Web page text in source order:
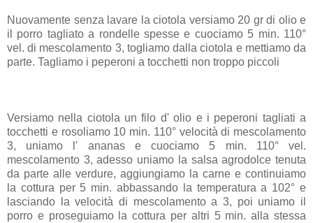
Nuovamente senza lavare la ciotola versiamo 20 gr di olio e
il porro tagliato a rondelle spesse e cuociamo 5 min. 110°
vel. di mescolamento 3, togliamo dalla ciotola e mettiamo da
parte. Tagliamo i peperoni a tocchetti non troppo piccoli
Versiamo nella ciotola un filo d' olio e i peperoni tagliati a
tocchetti e rosoliamo 10 min. 110° velocità di mescolamento
3, uniamo l' ananas e cuociamo 5 min. 110° vel.
mescolamento 3, adesso uniamo la salsa agrodolce tenuta
da parte alle verdure, aggiungiamo la carne e continuiamo
la cottura per 5 min. abbassando la temperatura a 102° e
lasciando la velocità di mescolamento a 3, poi uniamo il
porro e proseguiamo la cottura per altri 5 min. alla stessa